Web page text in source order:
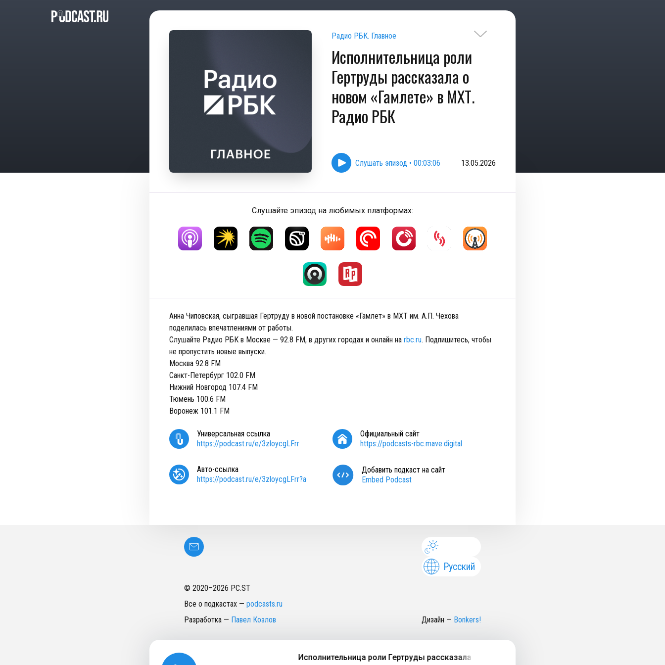
Радио РБК. Главное
Исполнительница роли
Гертруды рассказала о
новом «Гамлете» в МХТ.
Радио РБК
Слушать эпизод • 00:03:06 13.05.2026
Слушайте эпизод на любимых платформах:
Анна Чиповская, сыгравшая Гертруду в новой постановке «Гамлет» в МХТ им. А.П. Чехова
поделилась впечатлениями от работы.
Слушайте Радио РБК в Москве — 92.8 FM, в других городах и онлайн на rbc.ru. Подпишитесь, чтобы
не пропустить новые выпуски.
Москва 92.8 FM
Санкт-Петербург 102.0 FM
Нижний Новгород 107.4 FM
Тюмень 100.6 FM
Воронеж 101.1 FM
Универсальная ссылка
https://podcast.ru/e/3zloycgLFrr
Официальный сайт
https://podcasts-rbc.mave.digital
Авто-ссылка
https://podcast.ru/e/3zloycgLFrr?a
Добавить подкаст на сайт
Embed Podcast
Русский
© 2020–2026 PC.ST
Все о подкастах — podcasts.ru
Разработка — Павел Козлов Дизайн — Bonkers!
Исполнительница роли Гертруды рассказала о новом «Гамлете» в МХТ. Радио РБК